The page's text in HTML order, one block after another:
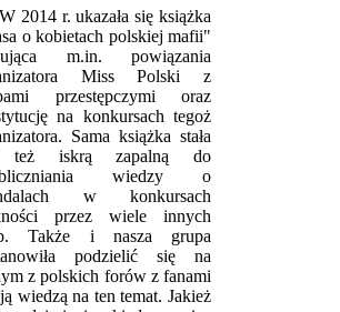
2014 r. ukazała się książka
o kobietach polskiej mafii"
m.in. powiązania
Miss Polski z
przestępczymi oraz
na konkursach tegoż
Sama książka stała
też iskrą zapalną do
wiedzy o
w konkursach
przez wiele innych
Także i nasza grupa
podzielić się na
z polskich forów z fanami
wiedzą na ten temat. Jakież